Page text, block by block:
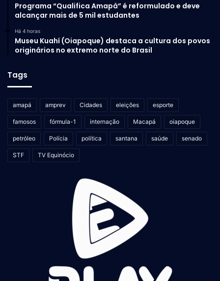
Programa “Qualifica Amapá” é reformulado e deve
alcançar mais de 5 mil estudantes
Há 4 horas
Museu Kuahí (Oiapoque) destaca a cultura dos povos
originários no extremo norte do Brasil
Tags
amapá amprev Cidades eleições esporte
famosos fórmula-1 internação Macapá oiapoque
petróleo Polícia política santana saúde senado
STF TV Equinócio